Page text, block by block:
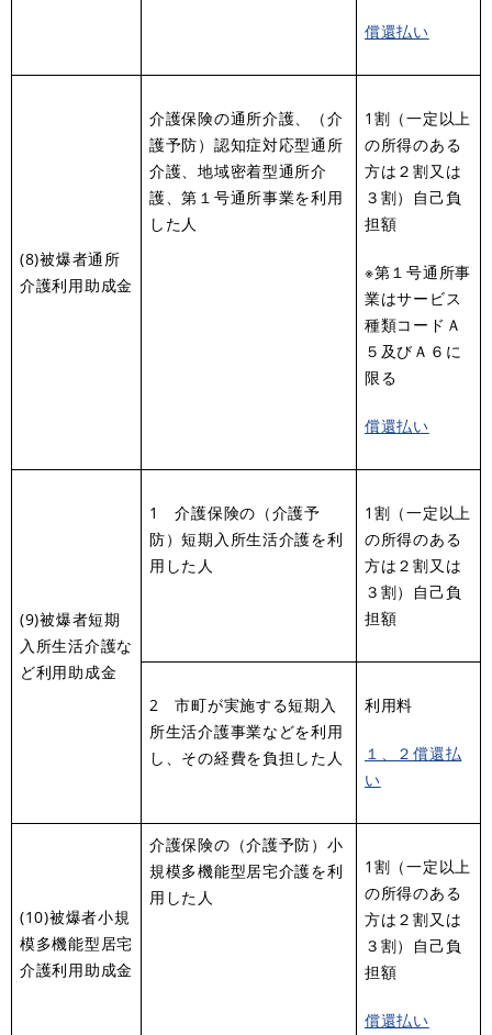
償還払い
(8)被爆者通所
介護利用助成金
介護保険の通所介護、（介
護予防）認知症対応型通所
介護、地域密着型通所介
護、第１号通所事業を利用
した人
1割（一定以上
の所得のある
方は２割又は
３割）自己負
担額
※第１号通所事
業はサービス
種類コードＡ
５及びＡ６に
限る
償還払い
(9)被爆者短期
入所生活介護な
ど利用助成金
1 介護保険の（介護予
防）短期入所生活介護を利
用した人
1割（一定以上
の所得のある
方は２割又は
３割）自己負
担額
2 市町が実施する短期入
所生活介護事業などを利用
し、その経費を負担した人
利用料
１、２償還払
い
(10)被爆者小規
模多機能型居宅
介護利用助成金
介護保険の（介護予防）小
規模多機能型居宅介護を利
用した人
1割（一定以上
の所得のある
方は２割又は
３割）自己負
担額
償還払い